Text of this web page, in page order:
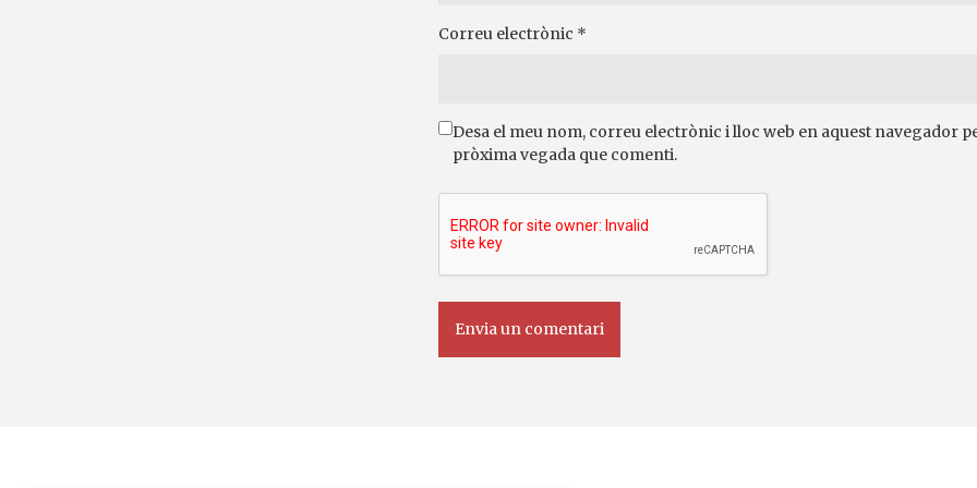
Correu electrònic *
Desa el meu nom, correu electrònic i lloc web en aquest navegador
pròxima vegada que comenti.